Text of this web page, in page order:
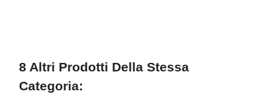
8 Altri Prodotti Della Stessa
Categoria: